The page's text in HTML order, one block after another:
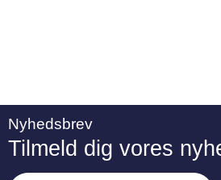
Nyhedsbrev
Tilmeld dig vores